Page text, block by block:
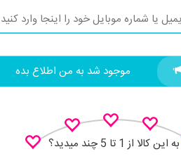
موجود شد به من اطلاع بده
به این کالا از 1 تا 5 چند میدید؟